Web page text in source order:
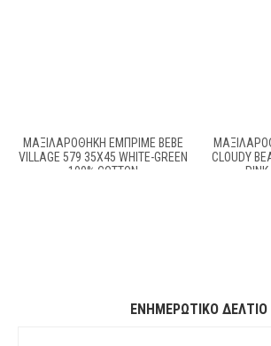
ΜΑΞΙΛΑΡΟΘΉΚΗ ΕΜΠΡΙΜΈ BEBE
VILLAGE 579 35X45 WHITE-GREEN
100% COTTON
CLOUDY
PINK
ΕΝΗΜΕΡΩΤΙΚΌ ΔΕΛΤΊΟ